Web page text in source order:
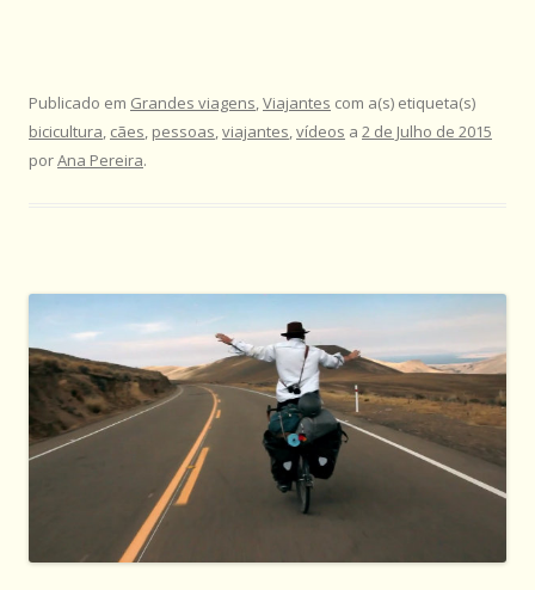
Publicado em Grandes viagens,Viajantes com a(s) etiqueta(s)
bicicultura, cães, pessoas,viajantes,vídeos a 2 de Julho de 2015
porAna Pereira.